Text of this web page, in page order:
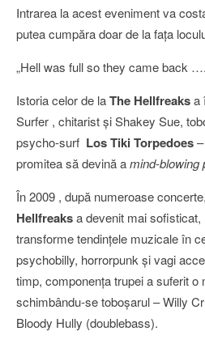
Intrarea la acest eveniment va
putea cumpăra doar de la faţa
„Hell was full so they came back
Istoria celor de laThe Hellfreaksa
Surfer , chitarist şi Shakey Sue,
psycho-surf Los Tiki Torpedoes
promitea să devină amind-blowing
În 2009 , după numeroase
Hellfreaksa devenit mai
transforme tendinţele muzicale în
psychobilly, horrorpunk şi vagi
timp, componenţa trupei a suferit o
schimbându-se toboşarul – Willy
Bloody Hully (doublebass).